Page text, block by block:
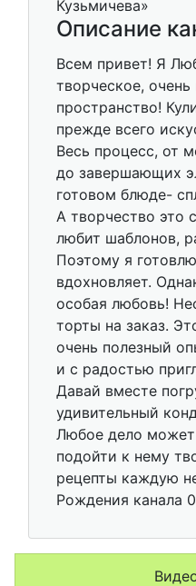
Описание
Всем привет! Я
творческое,
пространство!
прежде всего
Весь процесс, от
до завершающих
готовом блюде-
А творчество это
любит шаблонов,
Поэтому я
вдохновляет.
особая любовь!
торты на заказ.
очень полезный
и с радостью
Давай вместе
удивительный
Любое дело
подойти к нему
рецепты каждую
Рождения канала